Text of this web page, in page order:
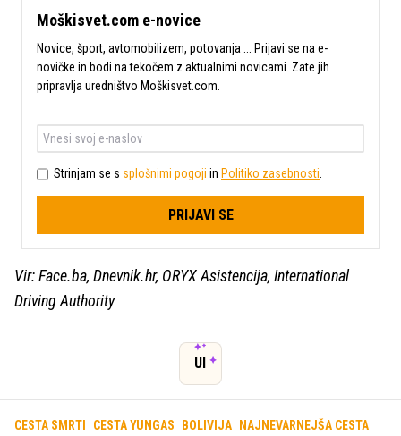
Moškisvet.com e-novice
Novice, šport, avtomobilizem, potovanja ... Prijavi se na e-
novičke in bodi na tekočem z aktualnimi novicami. Zate jih
pripravlja uredništvo Moškisvet.com.
Strinjam se s splošnimi pogoji in Politiko zasebnosti.
PRIJAVI SE
Vir: Face.ba, Dnevnik.hr, ORYX Asistencija, International
Driving Authority
UI
CESTA SMRTI CESTA YUNGAS BOLIVIJA NAJNEVARNEJŠA CESTA